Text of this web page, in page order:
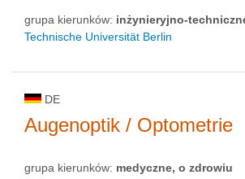
grupa kierunków: inżynieryjno-
Technische Universität Berlin
DE
Augenoptik / Optometrie
grupa kierunków: medyczne, o zdrowiu